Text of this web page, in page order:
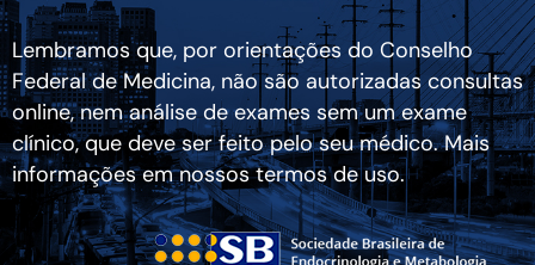
Lembramos que, por orientações do Conselho
Federal de Medicina, não são autorizadas consultas
online, nem análise de exames sem um exame
clínico, que deve ser feito pelo seu médico. Mais
informações em nossos termos de uso.